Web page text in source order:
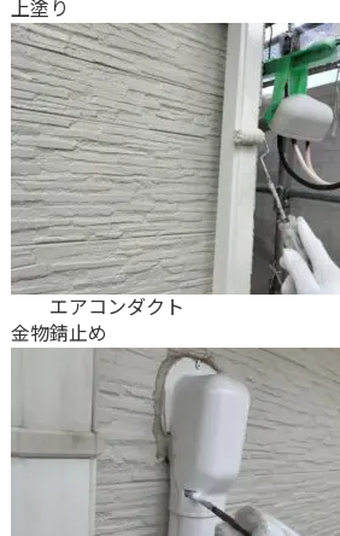
上塗り
エアコンダクト
金物錆止め